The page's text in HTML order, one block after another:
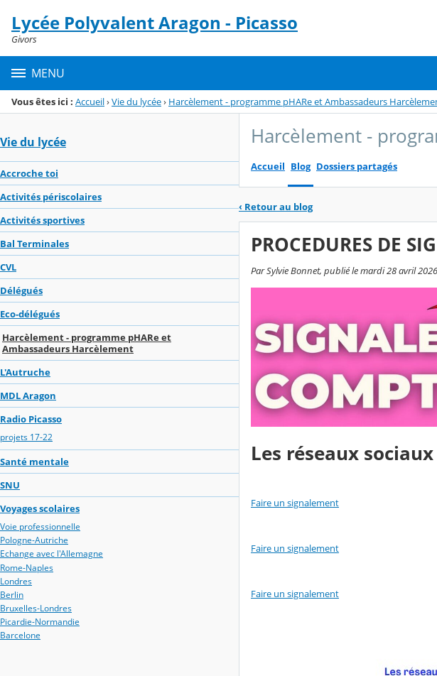
Menu de la rubrique
Contenu
Lycée Polyvalent Aragon - Picasso
Givors
MENU
Vous êtes ici : Accueil›Vie du lycée› Harcèlement - programme pHARe et Ambassadeurs
Vie du lycée
Accroche toi
Activités périscolaires
Activités sportives
Bal Terminales
CVL
Délégués
Eco-délégués
Harcèlement - programme pHARe et
Ambassadeurs Harcèlement
L'Autruche
MDL Aragon
Radio Picasso
projets 17-22
Santé mentale
SNU
Voyages scolaires
Voie professionnelle
Pologne-Autriche
Echange avec l'Allemagne
Rome-Naples
Londres
Berlin
Bruxelles-Londres
Picardie-Normandie
Barcelone
Harcèlement -
Accueil Blog Dossiers partagés
‹ Retour au blog
PROCEDURES DE
Par Sylvie Bonnet, publié le mardi 28 avril
Les réseaux sociaux
Faire un signalement
Faire un signalement
Faire un signalement